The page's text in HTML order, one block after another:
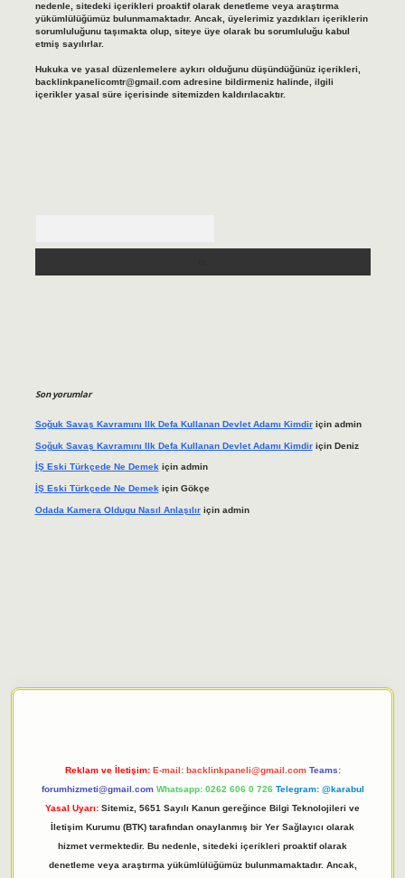
nedenle, sitedeki içerikleri proaktif olarak denetleme veya araştırma
yükümlülüğümüz bulunmamaktadır. Ancak, üyelerimiz yazdıkları içeriklerin
sorumluluğunu taşımakta olup, siteye üye olarak bu sorumluluğu kabul
etmiş sayılırlar.
Hukuka ve yasal düzenlemelere aykırı olduğunu düşündüğünüz içerikleri,
backlinkpanelicomtr@gmail.comadresine bildirmeniz halinde, ilgili
içerikler yasal süre içerisinde sitemizden kaldırılacaktır.
Son yorumlar
Soğuk Savaş Kavramını Ilk Defa Kullanan Devlet Adamı Kimdiriçin admin
Soğuk Savaş Kavramını Ilk Defa Kullanan Devlet Adamı Kimdiriçin Deniz
İŞ Eski Türkçede Ne Demekiçin admin
İŞ Eski Türkçede Ne Demek için Gökçe
Odada Kamera Oldugu Nasıl Anlaşılıriçin admin
Reklam ve İletişim: E-mail: backlinkpaneli@gmail.com Teams:
forumhizmeti@gmail.com Whatsapp: 0262 606 0 726 Telegram: @karabul
Yasal Uyarı: Sitemiz, 5651 Sayılı Kanun gereğince Bilgi Teknolojileri ve
İletişim Kurumu (BTK) tarafından onaylanmış bir Yer Sağlayıcı olarak
hizmet vermektedir. Bu nedenle, sitedeki içerikleri proaktif olarak
denetleme veya araştırma yükümlülüğümüz bulunmamaktadır. Ancak,